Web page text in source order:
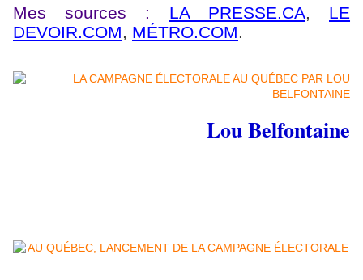
Mes sources : LA PRESSE.CA, LE
DEVOIR.COM, MÉTRO.COM.
Lou Belfontaine